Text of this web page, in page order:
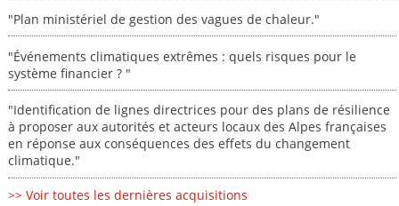
"Plan ministériel de gestion des vagues de chaleur."
"Événements climatiques extrêmes : quels risques pour le
système financier ? "
"Identification de lignes directrices pour des plans de résilience
à proposer aux autorités et acteurs locaux des Alpes françaises
en réponse aux conséquences des effets du changement
climatique."
>> Voir toutes les dernières acquisitions